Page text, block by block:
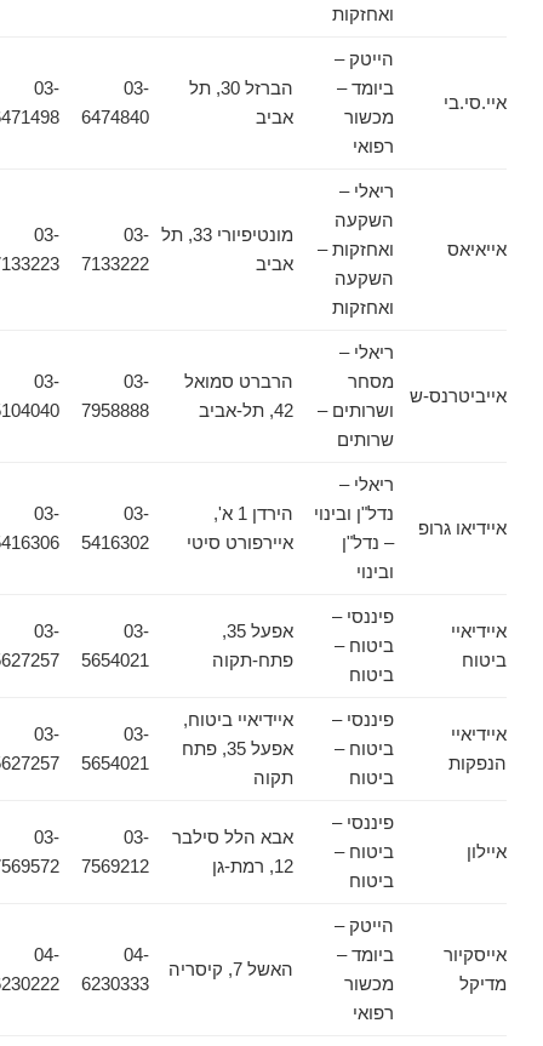
ואחזקות
איי.סי.בי
הייטק –
ביומד –
מכשור
רפואי
הברזל 30, תל
אביב
03-
6474840
03-
6471498
אייאיאס
ריאלי –
השקעה
ואחזקות –
השקעה
ואחזקות
מונטיפיורי 33, תל
אביב
03-
7133222
03-
7133223
אייביטרנס-ש
ריאלי –
מסחר
ושרותים –
שרותים
הרברט סמואל
42, תל-אביב
03-
7958888
03-
5104040
איידיאו גרופ
ריאלי –
נדל"ן ובינוי
– נדל"ן
ובינוי
הירדן 1 א',
איירפורט סיטי
03-
5416302
03-
5416306
איידיאיי
ביטוח
פיננסי –
ביטוח –
ביטוח
אפעל 35,
פתח-תקוה
03-
5654021
03-
5627257
איידיאיי
הנפקות
פיננסי –
ביטוח –
ביטוח
איידיאיי ביטוח,
אפעל 35, פתח
תקוה
03-
5654021
03-
5627257
איילון
פיננסי –
ביטוח –
ביטוח
אבא הלל סילבר
12, רמת-גן
03-
7569212
03-
7569572
אייסקיור
מדיקל
הייטק –
ביומד –
מכשור
רפואי
האשל 7, קיסריה
04-
6230333
04-
6230222